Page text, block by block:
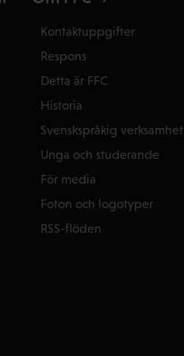
Kontaktuppgifter
Respons
Detta är FFC
Historia
Svenskspråkig verksamhet
Unga och studerande
För media
Foton och logotyper
RSS-flöden